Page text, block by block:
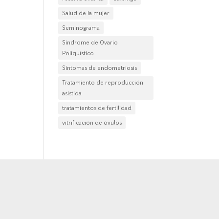
Salud de la mujer
Seminograma
Síndrome de Ovario
Poliquístico
Síntomas de endometriosis
Tratamiento de reproducción
asistida
tratamientos de fertilidad
vitrificación de óvulos